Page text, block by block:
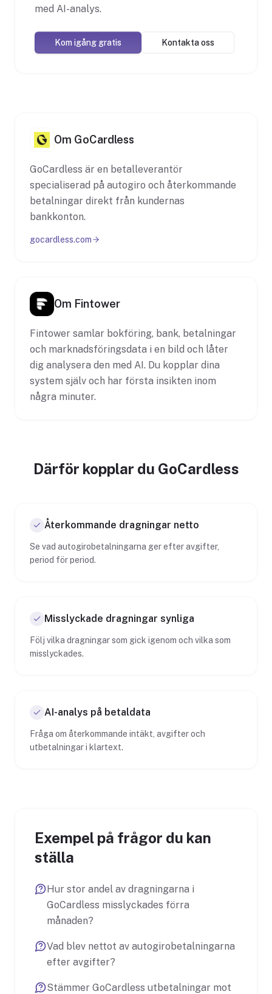
med AI-analys.
Kom igång gratis Kontakta oss
Om GoCardless
GoCardless är en betalleverantör
specialiserad på autogiro och återkommande
betalningar direkt från kundernas
bankkonton.
gocardless.com
Om Fintower
Fintower samlar bokföring, bank, betalningar
och marknadsföringsdata i en bild och låter
dig analysera den med AI. Du kopplar dina
system själv och har första insikten inom
några minuter.
Därför kopplar du GoCardless
Återkommande dragningar netto
Se vad autogirobetalningarna ger efter avgifter,
period för period.
Misslyckade dragningar synliga
Följ vilka dragningar som gick igenom och vilka som
misslyckades.
AI-analys på betaldata
Fråga om återkommande intäkt, avgifter och
utbetalningar i klartext.
Exempel på frågor du kan
ställa
Hur stor andel av dragningarna i
GoCardless misslyckades förra
månaden?
Vad blev nettot av autogirobetalningarna
efter avgifter?
Stämmer GoCardless utbetalningar mot